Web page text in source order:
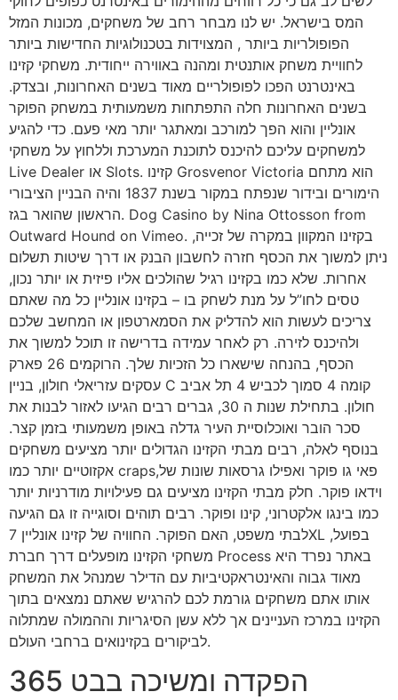
המס בישראל. יש לנו מבחר רחב של משחקים, מכונות המזל
הפופולריות ביותר , המצוידות בטכנולוגיות החדישות ביותר
לחוויית משחק אותנטית ומהנה באווירה ייחודית. משחקי קזינו
באינטרנט הפכו לפופולריים מאוד בשנים האחרונות, ובצדק.
בשנים האחרונות חלה התפתחות משמעותית במשחק הפוקר
אונליין והוא הפך למורכב ומאתגר יותר מאי פעם. כדי להגיע
למשחקים עליכם להיכנס לתוכנת המערכת וללחוץ על משחקי
Live Dealer או Slots. קזינו Grosvenor Victoria הוא מתחם
הימורים ובידור שנפתח במקור בשנת 1837 והיה הבניין הציבורי
הראשון שהואר בגז. Dog Casino by Nina Ottosson from
Outward Hound on Vimeo. בקזינו המקוון במקרה של זכייה,
ניתן למשוך את הכסף חזרה לחשבון הבנק או דרך שיטות תשלום
אחרות. שלא כמו בקזינו רגיל שהולכים אליו פיזית או יותר נכון,
טסים לחו”ל על מנת לשחק בו – בקזינו אונליין כל מה שאתם
צריכים לעשות הוא להדליק את הסמארטפון או המחשב שלכם
ולהיכנס לזירה. רק לאחר עמידה בדרישה זו תוכל למשוך את
הכסף, בהנחה שישארו כל הזכיות שלך. הרוקמים 26 פארק
עסקים עזריאלי חולון, בניין C קומה 4 סמוך לכביש 4 תל אביב
חולון. בתחילת שנות ה 30, גברים רבים הגיעו לאזור לבנות את
סכר הובר ואוכלוסיית העיר גדלה באופן משמעותי בזמן קצר.
בנוסף לאלה, רבים מבתי הקזינו הגדולים יותר מציעים משחקים
אקזוטיים יותר כמו craps,פאי גו פוקר ואפילו גרסאות שונות של
וידאו פוקר. חלק מבתי הקזינו מציעים גם פעילויות מודרניות יותר
כמו בינגו אלקטרוני, קינו ופוקר. רבים תוהים וסוגייה זו גם הגיעה
לבתי משפט, האם הפוקר. החוויה של קזינו אונליין 7XL בפועל,
משחקי הקזינו מופעלים דרך חברת Process באתר נפרד היא
מאוד גבוה והאינטראקטיביות עם הדילר שמנהל את המשחק
אותו אתם משחקים גורמת לכם להרגיש שאתם נמצאים בתוך
הקזינו במרכז העניינים אך ללא עשן הסיגריות וההמולה שמתלוה
לביקורים בקזינואים ברחבי העולם.
הפקדה ומשיכה בבט 365